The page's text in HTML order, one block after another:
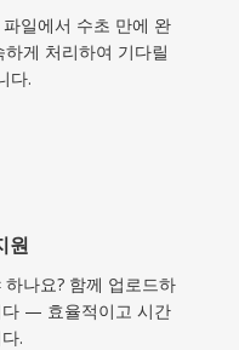
일에서 수초 만에 완
게 처리하여 기다릴
다.
원
나요? 함께 업로드하
다 — 효율적이고 시간
.